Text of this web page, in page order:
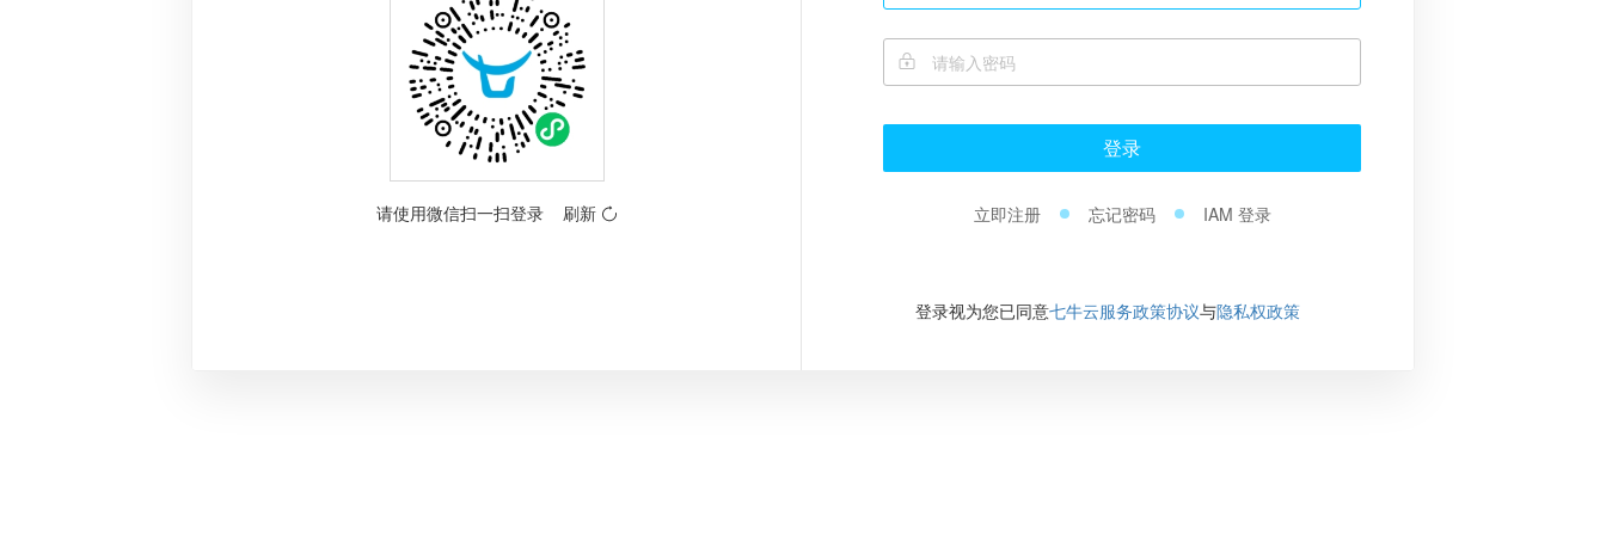
请使用微信扫一扫登录 刷新
登录
立即注册 忘记密码 IAM 登录
登录视为您已同意七牛云服务政策协议与隐私权政策